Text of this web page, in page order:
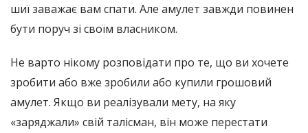
шиї заважає вам спати. Але амулет завжди повинен
бути поруч зі своїм власником.
Не варто нікому розповідати про те, що ви хочете
зробити або вже зробили або купили грошовий
амулет. Якщо ви реалізували мету, на яку
«заряджали» свій талісман, він може перестати